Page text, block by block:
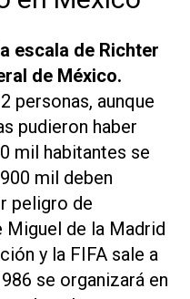
escala de Richter
de México.
personas, aunque
pudieron haber
mil habitantes se
mil deben
peligro de
Miguel de la Madrid
y la FIFA sale a
se organizará en